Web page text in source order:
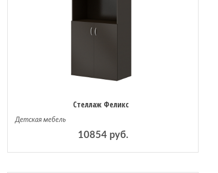
Стеллаж Феликс
Детская мебель
10854 руб.